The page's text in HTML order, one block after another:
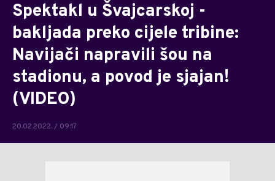
Spektakl u Švajcarskoj -
bakljada preko cijele tribine:
Navijači napravili šou na
stadionu, a povod je sjajan!
(VIDEO)
20.02.2022. / 09:17